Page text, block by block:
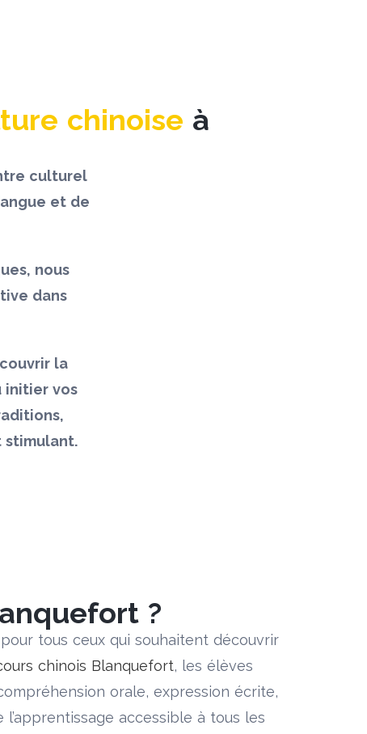
chinoise à
culturel
et de
nous
dans
la
initier vos
stimulant.
?
tous ceux qui souhaitent découvrir
chinois Blanquefort, les élèves
orale, expression écrite,
accessible à tous les